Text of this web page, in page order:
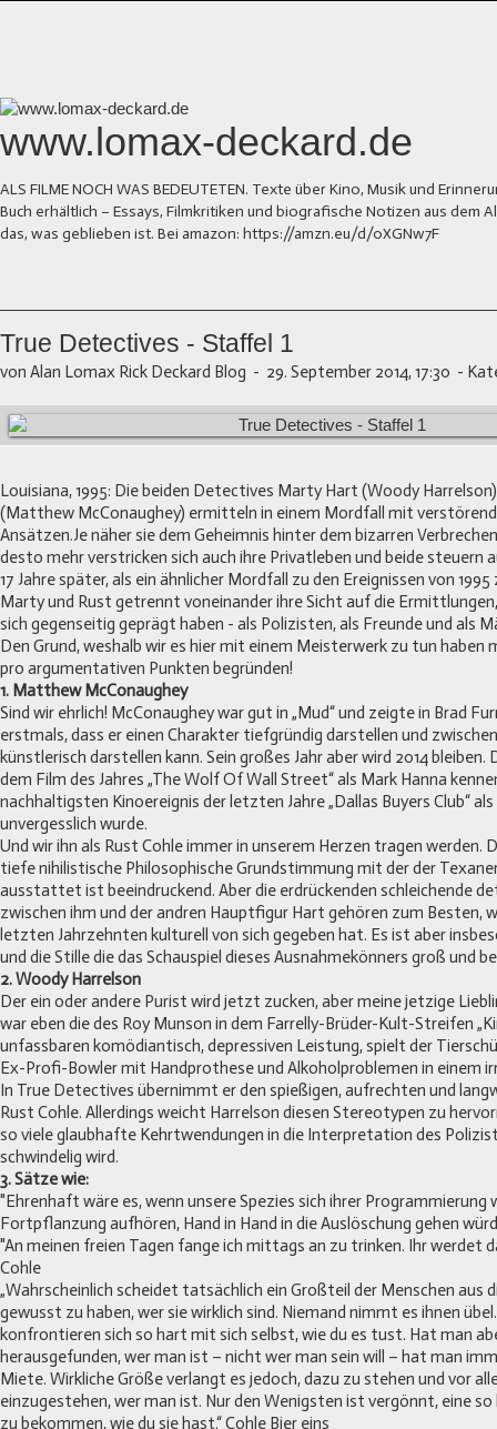
www.lomax-deckard.de
ALS FILME NOCH WAS BEDEUTETEN. Texte über Kino, Musik und
Buch erhältlich – Essays, Filmkritiken und biografische Notizen aus dem
das, was geblieben ist. Bei amazon: https://amzn.eu/d/0XGNw7F
True Detectives - Staffel 1
von Alan Lomax Rick Deckard Blog - 29. September 2014, 17:30 -
Louisiana, 1995: Die beiden Detectives Marty Hart (Woody
(Matthew McConaughey) ermitteln in einem Mordfall mit
Ansätzen.Je näher sie dem Geheimnis hinter dem bizarren
desto mehr verstricken sich auch ihre Privatleben und beide steuern
17 Jahre später, als ein ähnlicher Mordfall zu den Ereignissen von
Marty und Rust getrennt voneinander ihre Sicht auf die
sich gegenseitig geprägt haben - als Polizisten, als Freunde und als
Den Grund, weshalb wir es hier mit einem Meisterwerk zu tun haben
pro argumentativen Punkten begründen!
1. Matthew McConaughey
Sind wir ehrlich! McConaughey war gut in „Mud“ und zeigte in Brad
erstmals, dass er einen Charakter tiefgründig darstellen und
künstlerisch darstellen kann. Sein großes Jahr aber wird 2014 bleiben.
dem Film des Jahres „The Wolf Of Wall Street“ als Mark Hanna
nachhaltigsten Kinoereignis der letzten Jahre „Dallas Buyers Club“
unvergesslich wurde.
Und wir ihn als Rust Cohle immer in unserem Herzen tragen werden.
tiefe nihilistische Philosophische Grundstimmung mit der der
ausstattet ist beeindruckend. Aber die erdrückenden schleichende
zwischen ihm und der andren Hauptfigur Hart gehören zum Besten,
letzten Jahrzehnten kulturell von sich gegeben hat. Es ist aber
und die Stille die das Schauspiel dieses Ausnahmekönners groß und
2. Woody Harrelson
Der ein oder andere Purist wird jetzt zucken, aber meine jetzige
war eben die des Roy Munson in dem Farrelly-Brüder-Kult-Streifen
unfassbaren komödiantisch, depressiven Leistung, spielt der
Ex-Profi-Bowler mit Handprothese und Alkoholproblemen in einem
In True Detectives übernimmt er den spießigen, aufrechten und
Rust Cohle. Allerdings weicht Harrelson diesen Stereotypen zu
so viele glaubhafte Kehrtwendungen in die Interpretation des
schwindelig wird.
3. Sätze wie:
"Ehrenhaft wäre es, wenn unsere Spezies sich ihrer
Fortpflanzung aufhören, Hand in Hand in die Auslöschung gehen
"An meinen freien Tagen fange ich mittags an zu trinken. Ihr werdet
Cohle
„Wahrscheinlich scheidet tatsächlich ein Großteil der Menschen aus
gewusst zu haben, wer sie wirklich sind. Niemand nimmt es ihnen
konfrontieren sich so hart mit sich selbst, wie du es tust. Hat man
herausgefunden, wer man ist – nicht wer man sein will – hat man
Miete. Wirkliche Größe verlangt es jedoch, dazu zu stehen und vor
einzugestehen, wer man ist. Nur den Wenigsten ist vergönnt, eine
zu bekommen, wie du sie hast.“ Cohle Bier eins